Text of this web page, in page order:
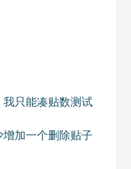
只能凑贴数测试
加一个删除贴子